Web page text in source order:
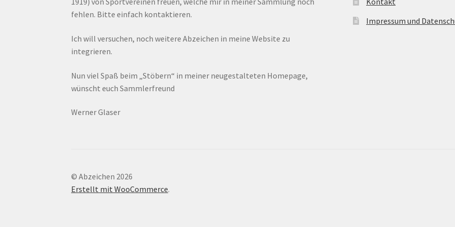
fehlen. Bitte einfach kontaktieren.
Ich will versuchen, noch weitere Abzeichen in meine Website zu
integrieren.
Nun viel Spaß beim „Stöbern“ in meiner neugestalteten Homepage,
wünscht euch Sammlerfreund
Werner Glaser
Impressum und
© Abzeichen 2026
Erstellt mit WooCommerce.